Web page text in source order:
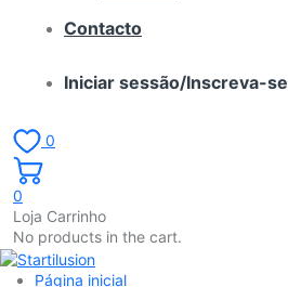
Contacto
Iniciar sessão/Inscreva-se
0
0
Loja Carrinho
No products in the cart.
Página inicial